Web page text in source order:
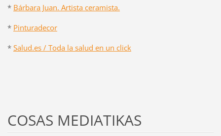
* Bárbara Juan. Artista ceramista.
* Pinturadecor
* Salud.es / Toda la salud en un click
COSAS MEDIATIKAS